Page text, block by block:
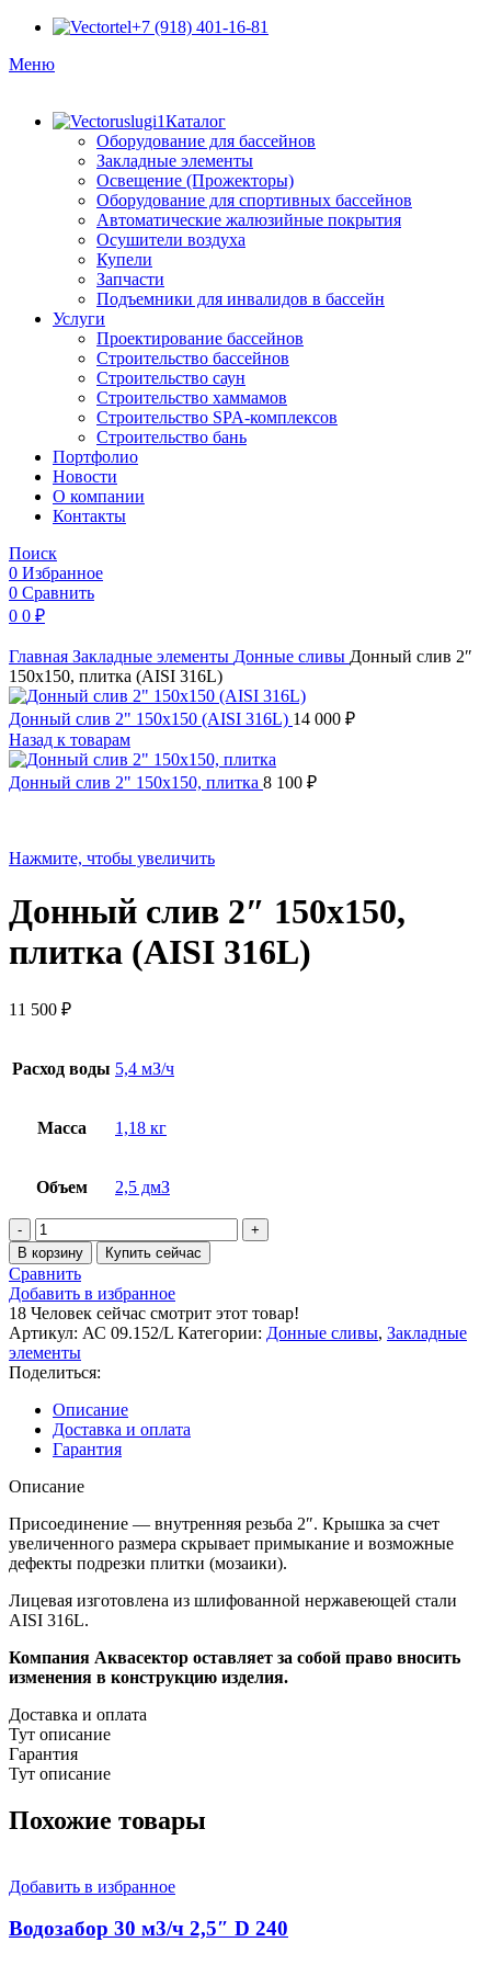
+7 (918) 401-16-81
Меню
Каталог
Оборудование для бассейнов
Закладные элементы
Освещение (Прожекторы)
Оборудование для спортивных бассейнов
Автоматические жалюзийные покрытия
Осушители воздуха
Купели
Запчасти
Подъемники для инвалидов в бассейн
Услуги
Проектирование бассейнов
Строительство бассейнов
Строительство саун
Строительство хаммамов
Строительство SPA-комплексов
Строительство бань
Портфолио
Новости
O компании
Контакты
Поиск
0 Избранное
0 Сравнить
0 0 ₽
Главная Закладные элементы Донные сливы Донный слив 2″
150х150, плитка (AISI 316L)
Донный слив 2" 150х150 (AISI 316L) 14 000 ₽
Назад к товарам
Донный слив 2" 150х150, плитка 8 100 ₽
Нажмите, чтобы увеличить
Донный слив 2″ 150х150,
плитка (AISI 316L)
11 500 ₽
Расход воды 5,4 мЗ/ч
Масса 1,18 кг
Объем 2,5 дмЗ
Количество
товара
Донный
слив
2"
150х150,
плитка
(AISI
316L)
В корзину Купить сейчас
Сравнить
Добавить в избранное
18 Человек сейчас смотрит этот товар!
Артикул: АС 09.152/L Категории: Донные сливы, Закладные
элементы
Поделиться:
Описание
Доставка и оплата
Гарантия
Описание
Присоединение — внутренняя резьба 2″. Крышка за счет
увеличенного размера скрывает примыкание и возможные
дефекты подрезки плитки (мозаики).
Лицевая изготовлена из шлифованной нержавеющей стали
AISI 316L.
Компания Аквасектор оставляет за собой право вносить
изменения в конструкцию изделия.
Доставка и оплата
Тут описание
Гарантия
Тут описание
Похожие товары
Добавить в избранное
Водозабор 30 м3/ч 2,5″ D 240